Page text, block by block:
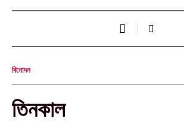
বিনোদন
তিনকাল